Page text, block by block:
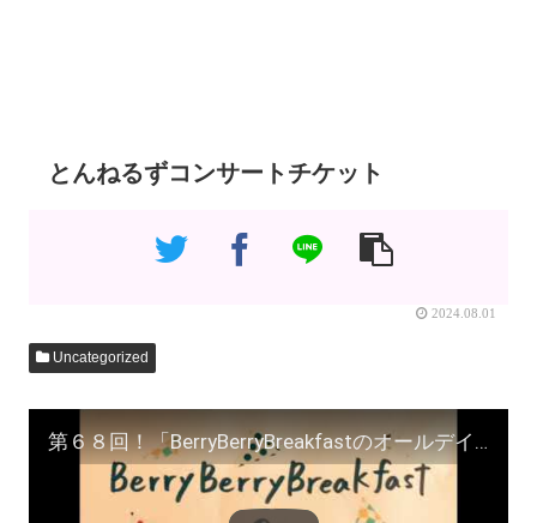
とんねるずコンサートチケット
2024.08.01
Uncategorized
第６８回！「BerryBerryBreakfastのオールデイズ直江津Radio」ヨーグルト田中とDJシューカイ #ラジオエッセイ